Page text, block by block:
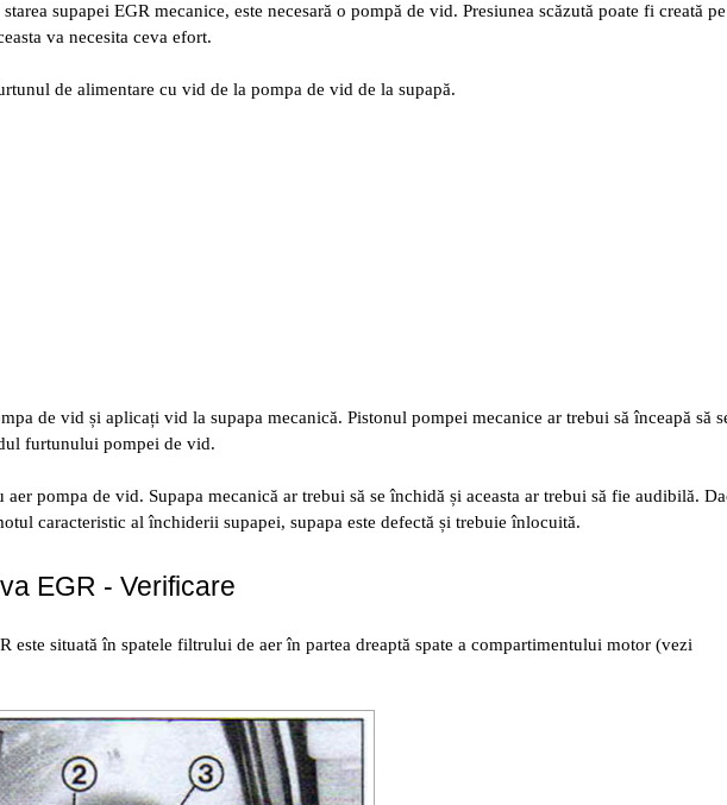
supapei EGR mecanice, este necesară o pompă de vid. Presiunea scăzută poate fi creată pe
va necesita ceva efort.
de alimentare cu vid de la pompa de vid de la supapă.
de vid și aplicați vid la supapa mecanică. Pistonul pompei mecanice ar trebui să înceapă să
furtunului pompei de vid.
aer pompa de vid. Supapa mecanică ar trebui să se închidă și aceasta ar trebui să fie audibilă.
caracteristic al închiderii supapei, supapa este defectă și trebuie înlocuită.
EGR - Verificare
este situată în spatele filtrului de aer în partea dreaptă spate a compartimentului motor (vezi